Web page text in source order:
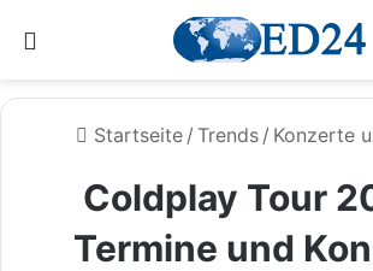
Startseite / Trends / Konzerte
Coldplay Tour
Termine und